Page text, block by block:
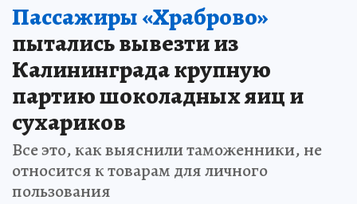
Пассажиры «Храброво»
пытались вывезти из
Калининграда крупную
партию шоколадных яиц и
сухариков
Все это, как выяснили таможенники, не
относится к товарам для личного
пользования